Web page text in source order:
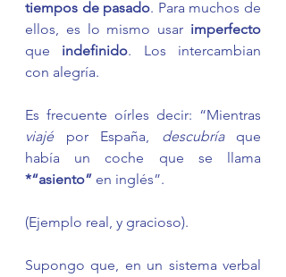
tiempos de pasado. Para muchos de
ellos, es lo mismo usar imperfecto
que indefinido. Los intercambian
con alegría.
viajé por España, descubría que
*“asiento” en inglés”.
(Ejemplo real, y gracioso).
Supongo que, en un sistema verbal